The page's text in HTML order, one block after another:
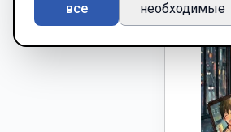
все
необходимые